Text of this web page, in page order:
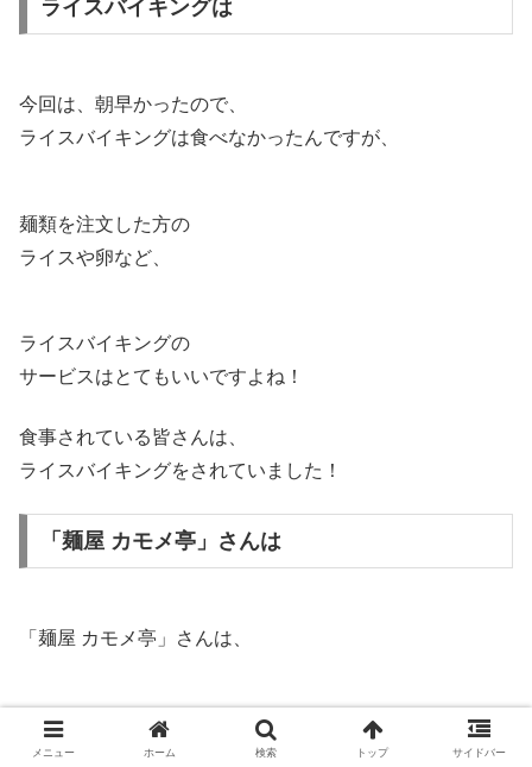
ライスバイキングは
今回は、朝早かったので、
ライスバイキングは食べなかったんですが、
麺類を注文した方の
ライスや卵など、
ライスバイキングの
サービスはとてもいいですよね！
食事されている皆さんは、
ライスバイキングをされていました！
「麺屋 カモメ亭」さんは
「麺屋 カモメ亭」さんは、
東京の新橋にある、
濃厚鶏そば専門店の
メニュー ホーム 検索 トップ サイドバー